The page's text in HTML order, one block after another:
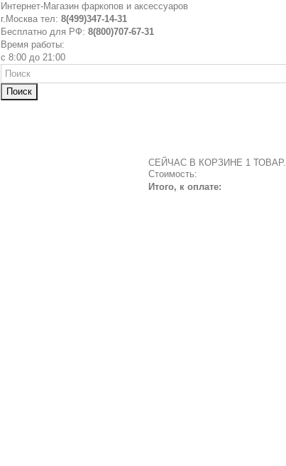
Интернет-Магазин фаркопов и аксессуаров
г.Москва тел: 8(499)347-14-31
Бесплатно для РФ: 8(800)707-67-31
Время работы:
с 8:00 до 21:00
Поиск
СЕЙЧАС В КОРЗИНЕ 1 ТОВАР.
Стоимость:
Итого, к оплате: